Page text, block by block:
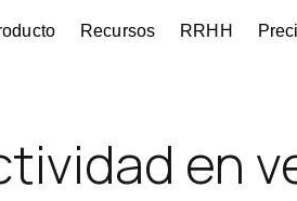
Recursos RRHH
en